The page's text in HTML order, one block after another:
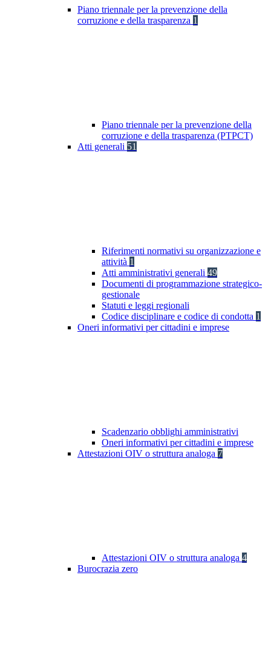
Piano triennale per la prevenzione della
corruzione e della trasparenza 1
Piano triennale per la prevenzione della
corruzione e della trasparenza (PTPCT)
Atti generali 51
Riferimenti normativi su organizzazione e
attività 1
Atti amministrativi generali 49
Documenti di programmazione strategico-
gestionale
Statuti e leggi regionali
Codice disciplinare e codice di condotta 1
Oneri informativi per cittadini e imprese
Scadenzario obblighi amministrativi
Oneri informativi per cittadini e imprese
Attestazioni OIV o struttura analoga 7
Attestazioni OIV o struttura analoga 4
Burocrazia zero